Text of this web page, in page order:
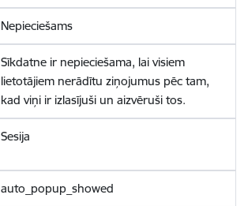
Nepieciešams
Sīkdatne ir nepieciešama, lai visiem
lietotājiem nerādītu ziņojumus pēc tam,
kad viņi ir izlasījuši un aizvēruši tos.
Sesija
auto_popup_showed